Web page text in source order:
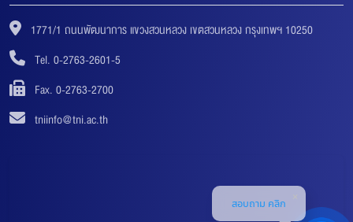
1771/1 ถนนพัฒนาการ แขวงสวนหลวง เขตสวนหลวง กรุงเทพฯ 10250
Tel. 0-2763-2601-5
Fax. 0-2763-2700
tniinfo@tni.ac.th
สอบถาม คลิก